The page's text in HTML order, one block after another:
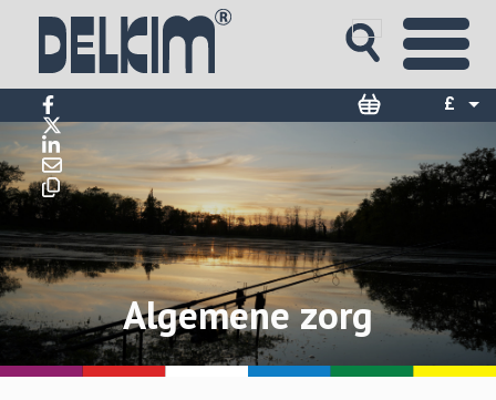
£
€
Algemene zorg